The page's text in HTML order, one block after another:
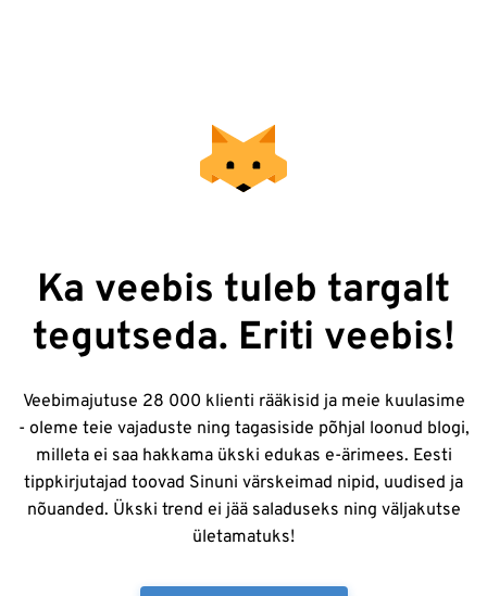
Ka veebis tuleb targalt
tegutseda. Eriti veebis!
Veebimajutuse 28 000 klienti rääkisid ja meie kuulasime
- oleme teie vajaduste ning tagasiside põhjal loonud blogi,
milleta ei saa hakkama ükski edukas e-ärimees. Eesti
tippkirjutajad toovad Sinuni värskeimad nipid, uudised ja
nõuanded. Ükski trend ei jää saladuseks ning väljakutse
ületamatuks!